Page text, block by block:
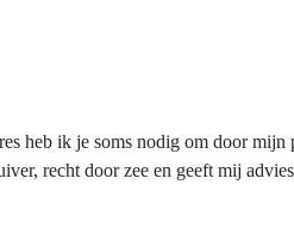
heb ik je soms nodig om door
recht door zee en geeft mij